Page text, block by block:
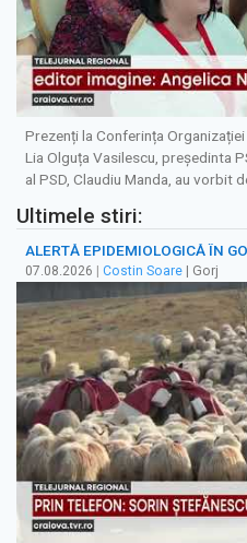
Prezenți la Conferința
Lia Olguța Vasilescu, președinta
al PSD, Claudiu Manda, au vorbit
Ultimele stiri:
ALERTĂ EPIDEMIOLOGICĂ ÎN
07.08.2026 Costin Soare | Gorj